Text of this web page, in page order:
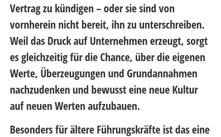
Vertrag zu kündigen – oder sie sind von
vornherein nicht bereit, ihn zu unterschreiben.
Weil das Druck auf Unternehmen erzeugt, sorgt
es gleichzeitig für die Chance, über die eigenen
Werte, Überzeugungen und Grundannahmen
nachzudenken und bewusst eine neue Kultur
auf neuen Werten aufzubauen.
Besonders für ältere Führungskräfte ist das eine